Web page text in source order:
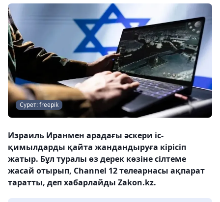
Сурет: freepik
Израиль Иранмен арадағы әскери іс-
қимылдарды қайта жандандыруға кірісіп
жатыр. Бұл туралы өз дерек көзіне сілтеме
жасай отырып, Channel 12 телеарнасы ақпарат
таратты, деп хабарлайды Zakon.kz.